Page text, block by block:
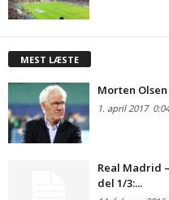
MEST LÆSTE
Morten
1. april 20170:04
Real Madrid
del 1/3:...